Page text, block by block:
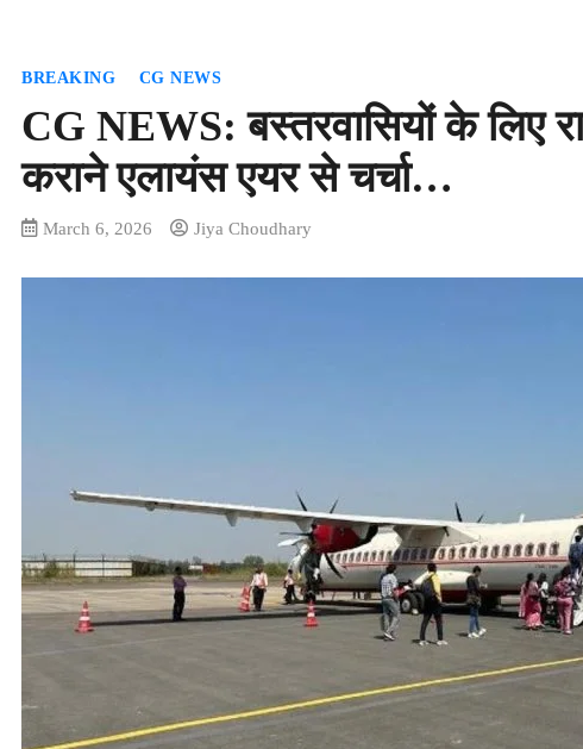
BREAKING CG NEWS
CG NEWS: बस्तरवासियों के लिए
कराने एलायंस एयर से चर्चा…
March 6, 2026 Jiya Choudhary